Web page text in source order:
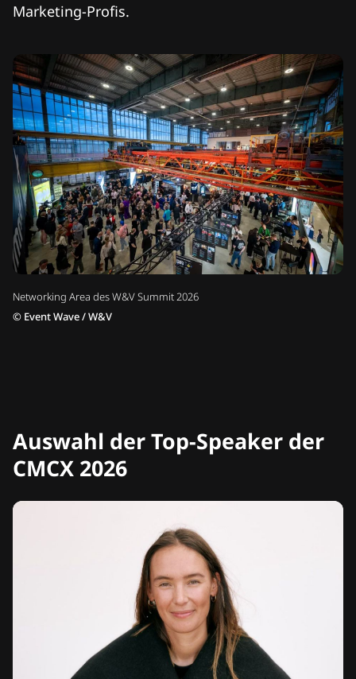
Networking Area des W&V Summit 2026
© Event Wave / W&V
Marketing-Profis.
Auswahl der Top-Speaker der
CMCX 2026